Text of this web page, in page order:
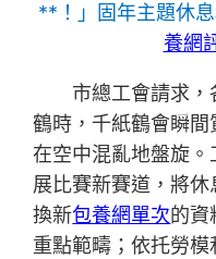
**！」固年主題休
養網
市總工會請求
鶴時，千紙鶴會瞬
在空中混亂地盤旋
展比賽新賽道，將
換新包養網單次的資
重點範疇；依托勞